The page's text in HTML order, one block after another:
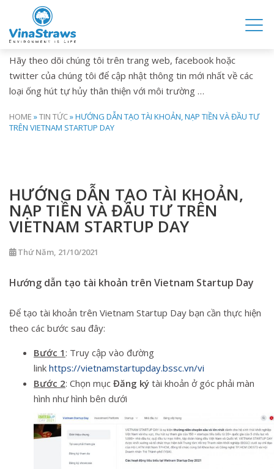
TIN TỨC
Hãy theo dõi chúng tôi trên trang web, facebook hoặc
twitter của chúng tôi để cập nhật thông tin mới nhất về các
loại ống hút tự hủy thân thiện với môi trường …
HOME »TIN TỨC»HƯỚNG DẪN TẠO TÀI KHOẢN, NẠP TIỀN VÀ ĐẦU TƯ
TRÊN VIETNAM STARTUP DAY
HƯỚNG DẪN TẠO TÀI KHOẢN,
NẠP TIỀN VÀ ĐẦU TƯ TRÊN
VIETNAM STARTUP DAY
Thứ Năm, 21/10/2021
Hướng dẫn tạo tài khoản trên Vietnam Startup Day
Để tạo tài khoản trên Vietnam Startup Day bạn cần thực hiện
theo các bước sau đây:
Bước 1: Truy cập vào đường
link https://vietnamstartupday.bssc.vn/vi
Bước 2: Chọn mục Đăng ký tài khoản ở góc phải màn
hình như hình bên dưới